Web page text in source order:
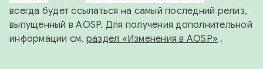
всегда будет ссылаться на самый последний релиз,
выпущенный в AOSP. Для получения дополнительной
информации см. раздел «Изменения в AOSP» .